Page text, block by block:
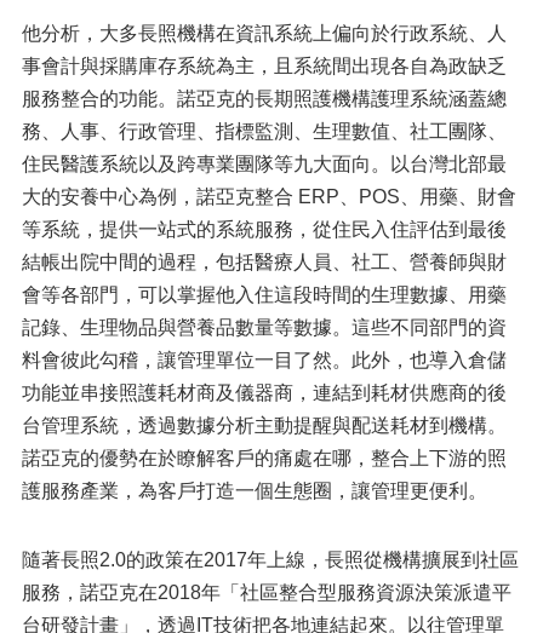
他分析，大多長照機構在資訊系統上偏向於行政系統、人
事會計與採購庫存系統為主，且系統間出現各自為政缺乏
服務整合的功能。諾亞克的長期照護機構護理系統涵蓋總
務、人事、行政管理、指標監測、生理數值、社工團隊、
住民醫護系統以及跨專業團隊等九大面向。以台灣北部最
大的安養中心為例，諾亞克整合 ERP、POS、用藥、財會
等系統，提供一站式的系統服務，從住民入住評估到最後
結帳出院中間的過程，包括醫療人員、社工、營養師與財
會等各部門，可以掌握他入住這段時間的生理數據、用藥
記錄、生理物品與營養品數量等數據。這些不同部門的資
料會彼此勾稽，讓管理單位一目了然。此外，也導入倉儲
功能並串接照護耗材商及儀器商，連結到耗材供應商的後
台管理系統，透過數據分析主動提醒與配送耗材到機構。
諾亞克的優勢在於瞭解客戶的痛處在哪，整合上下游的照
護服務產業，為客戶打造一個生態圈，讓管理更便利。
隨著長照2.0的政策在2017年上線，長照從機構擴展到社區
服務，諾亞克在2018年「社區整合型服務資源決策派遣平
台研發計畫」，透過IT技術把各地連結起來。以往管理單